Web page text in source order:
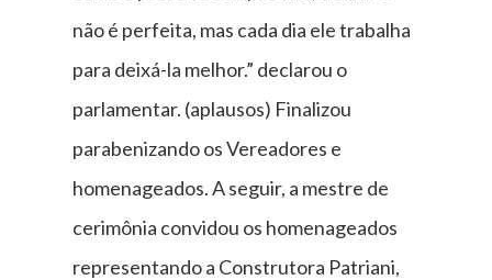
não é perfeita, mas cada dia ele trabalha
para deixá-la melhor.” declarou o
parlamentar. (aplausos) Finalizou
parabenizando os Vereadores e
homenageados. A seguir, a mestre de
cerimônia convidou os homenageados
representando a Construtora Patriani,